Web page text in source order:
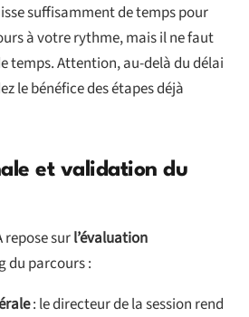
suffisamment de temps pour
à votre rythme, mais il ne faut
temps. Attention, au-delà du délai
le bénéfice des étapes déjà
et validation du
repose surl’évaluation
du parcours :
: le directeur de la session rend